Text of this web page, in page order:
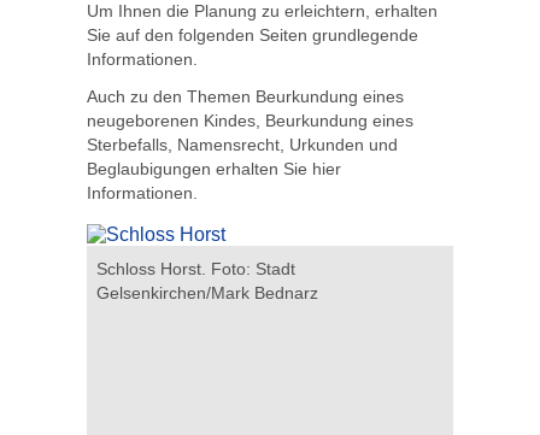
Um Ihnen die Planung zu erleichtern, erhalten
Sie auf den folgenden Seiten grundlegende
Informationen.
Auch zu den Themen Beurkundung eines
neugeborenen Kindes, Beurkundung eines
Sterbefalls, Namensrecht, Urkunden und
Beglaubigungen erhalten Sie hier
Informationen.
Schloss Horst. Foto: Stadt
Gelsenkirchen/Mark Bednarz